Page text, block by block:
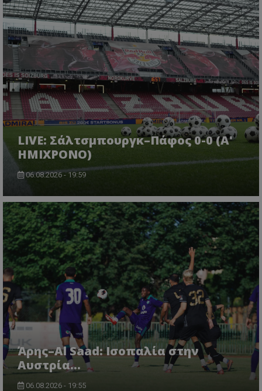
LIVE: Σάλτσμπουργκ–Πάφος 0-0 (A'
HMIXΡONO)
06.08.2026 - 19:59
Άρης–Al Saad: Ισοπαλία στην
Αυστρία...
06.08.2026 - 19:55